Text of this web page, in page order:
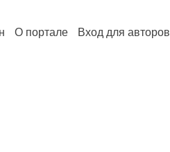
О портале Вход для авторов